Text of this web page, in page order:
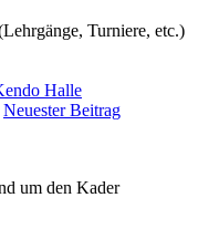
Turniere, etc.)
Halle
Neuester Beitrag
um den Kader